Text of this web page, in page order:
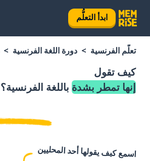
ابدأ التعلُّم
تعلَّم الفرنسية دورة اللغة الفرنسية
كيف تقول
إنها تمطر بشدة باللغة الفرنسية؟
اسمع كيف يقولها أحد المحليين